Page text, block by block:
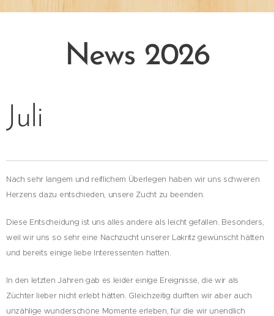
News 2026
Juli
Nach sehr langem und reiflichem Überlegen haben wir uns schweren
Herzens dazu entschieden, unsere Zucht zu beenden.
Diese Entscheidung ist uns alles andere als leicht gefallen. Besonders,
weil wir uns so sehr eine Nachzucht unserer Lakritz gewünscht hätten
und bereits einige liebe Interessenten hatten.
In den letzten Jahren gab es leider einige Ereignisse, die wir als
Züchter lieber nicht erlebt hätten. Gleichzeitig durften wir aber auch
unzählige wunderschöne Momente erleben, für die wir unendlich